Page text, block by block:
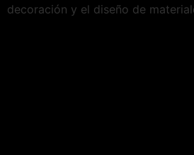
decoración y el diseño de